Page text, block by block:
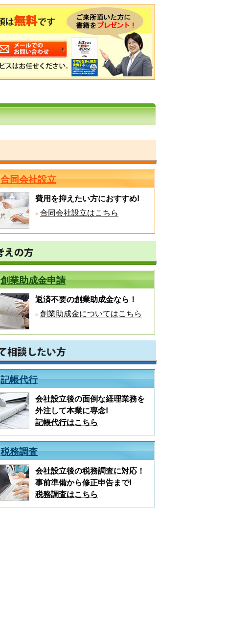
合同会社設立
費用を抑えたい方におすすめ!
合同会社設立はこちら
創業助成金申請
返済不要の創業助成金なら！
創業助成金についてはこちら
記帳代行
会社設立後の面倒な経理業務を
外注して本業に専念!
記帳代行はこちら
税務調査
会社設立後の税務調査に対応！
事前準備から修正申告まで!
税務調査はこちら